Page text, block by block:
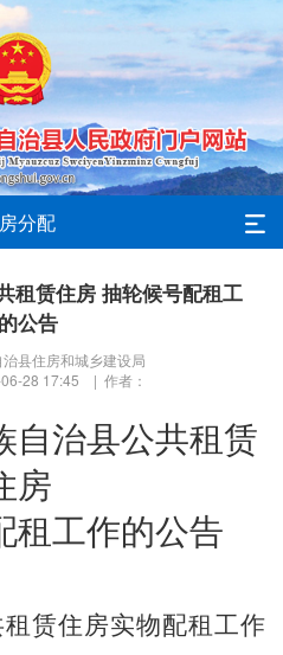
分配
租赁住房 抽轮候号配租工
公告
县住房和城乡建设局
28 17:45 | 作者：
自治县公共租赁
房
租工作的公告
赁住房实物配租工作